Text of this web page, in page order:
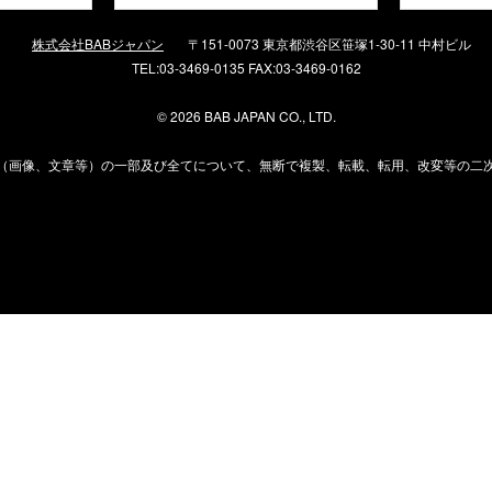
株式会社BABジャパン
〒151-0073 東京都渋谷区笹塚1-30-11 中村ビル
TEL:03-3469-0135 FAX:03-3469-0162
©2026 BAB JAPAN CO., LTD.
画像、文章等）の一部及び全てについて、無断で複製、転載、転用、改変等の二